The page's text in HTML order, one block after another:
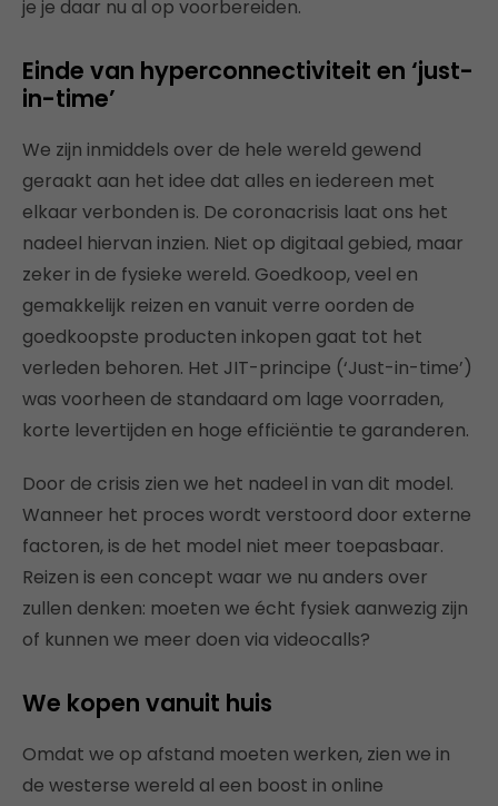
je je daar nu al op voorbereiden.
Einde van hyperconnectiviteit en ‘just-
in-time’
We zijn inmiddels over de hele wereld gewend
geraakt aan het idee dat alles en iedereen met
elkaar verbonden is. De coronacrisis laat ons het
nadeel hiervan inzien. Niet op digitaal gebied, maar
zeker in de fysieke wereld. Goedkoop, veel en
gemakkelijk reizen en vanuit verre oorden de
goedkoopste producten inkopen gaat tot het
verleden behoren. Het JIT-principe (‘Just-in-time’)
was voorheen de standaard om lage voorraden,
korte levertijden en hoge efficiëntie te garanderen.
Door de crisis zien we het nadeel in van dit model.
Wanneer het proces wordt verstoord door externe
factoren, is de het model niet meer toepasbaar.
Reizen is een concept waar we nu anders over
zullen denken: moeten we écht fysiek aanwezig zijn
of kunnen we meer doen via videocalls?
We kopen vanuit huis
Omdat we op afstand moeten werken, zien we in
de westerse wereld al een boost in online